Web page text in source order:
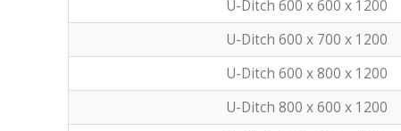
U-Ditch 600 x 600 x 1200
U-Ditch 600 x 700 x 1200
U-Ditch 600 x 800 x 1200
U-Ditch 800 x 600 x 1200